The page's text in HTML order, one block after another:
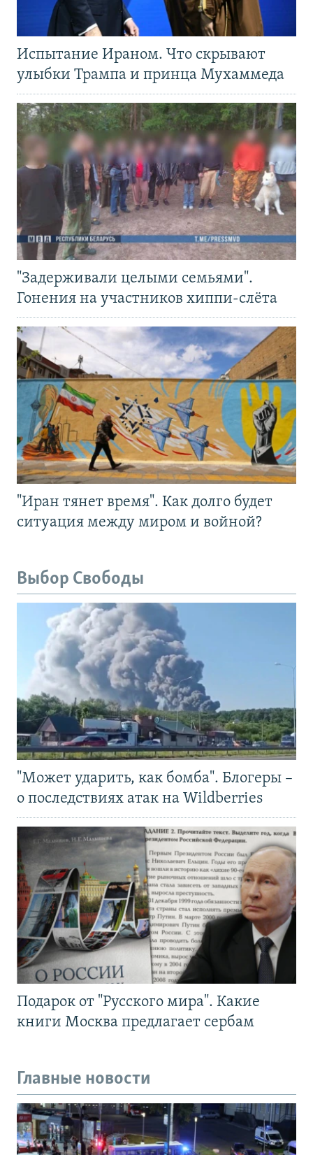
Испытание Ираном. Что скрывают
улыбки Трампа и принца Мухаммеда
"Задерживали целыми семьями".
Гонения на участников хиппи-слёта
"Иран тянет время". Как долго будет
ситуация между миром и войной?
Выбор Свободы
"Может ударить, как бомба". Блогеры –
о последствиях атак на Wildberries
Подарок от "Русского мира". Какие
книги Москва предлагает сербам
Главные новости